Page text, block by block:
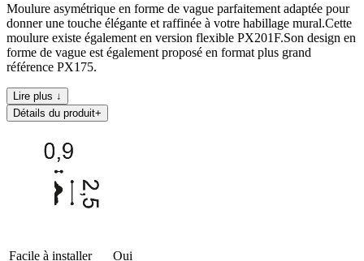
Moulure asymétrique en forme de vague parfaitement adaptée pour
donner une touche élégante et raffinée à votre habillage mural.Cette
moulure existe également en version flexible PX201F.Son design en
forme de vague est également proposé en format plus grand
référence PX175.
Lire plus ↓
Détails du produit+
Facile à installer Oui